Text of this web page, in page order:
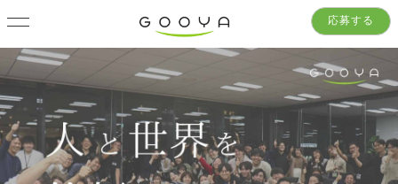
応募する